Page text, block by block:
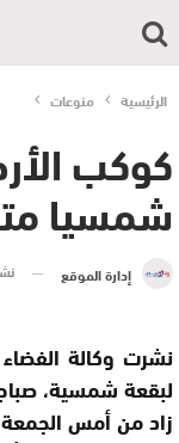
الرئيسية منوعات
كوكب
شمسيا
إدارة الموقع
نشرت وكالة
لبقعة شمسية،